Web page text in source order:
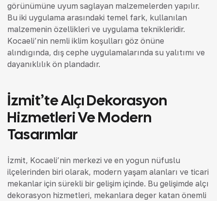
görünümüne uyum sağlayan malzemelerden yapılır.
Bu iki uygulama arasındaki temel fark, kullanılan
malzemenin özellikleri ve uygulama teknikleridir.
Kocaeli’nin nemli iklim koşulları göz önüne
alındığında, dış cephe uygulamalarında su yalıtımı ve
dayanıklılık ön plandadır.
İzmit’te Alçı Dekorasyon
Hizmetleri Ve Modern
Tasarımlar
İzmit, Kocaeli’nin merkezi ve en yoğun nüfuslu
ilçelerinden biri olarak, modern yaşam alanları ve ticari
mekanlar için sürekli bir gelişim içinde. Bu gelişimde alçı
dekorasyon hizmetleri, mekanlara değer katan önemli